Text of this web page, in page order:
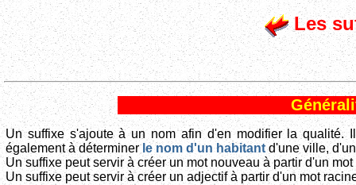
Les
Un suffixe s'ajoute à un nom afin d'en modifier la qualité.
également à déterminer le nom d'un habitantd'une ville,
Un suffixe peut servir à créer un mot nouveau à partir d'un
Un suffixe peut servir à créer un adjectif à partir d'un mot